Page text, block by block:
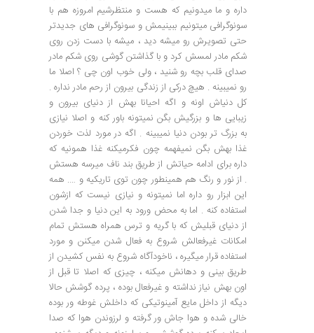
داره و ما میدونیم که هست و منتظرشیم امروزه هم با
سونوگرافی میتونیم ببینیمش و سونوگرافی های جدیدتر
حتی تصویرش رو میشه دید ، میشه با دست زدن روی
شکم مادر لمسش کرد و با گذاشتن گوشی روی شکم مادر
صدای قلب بچه رو شنید ، ولی خوب اون چی ؟ اصلا ما
رو نمیبینه . هیچ درکی از زندگی بیرون از رحم مادر نداره .
کل دنیاش اونه و اگه احیانا بهش از دنیای بیرون و
زیبایی ها و بزرگیش بگن نمیتونه باور کنه و اصلا نیازی
به بزرگ تر بودن دنیا نمیبینه . اگه در مورد لذت خوردن
غذا بهش بگن نمیفهمه چون فکرمیکنه غذا همونیه که
داره برای ادامه حیاتش از طریق بند ناف میرسه هستش
. از نور و رنگ هم همینطور چون توی تاریکیه و …. همه
این ابزار رو داره اما نمیتونه و نیازی نیست که ازشون
استفاده کنه . اما به محض ورود به این دنیا و جدا شدن
از دنیای قبلیش که با گریه و ترس همراه هستش تمام
امکانات غیرفعالش شروع به فعال شدن میکنن و مورد
استفاده قرار میگیره ، ناخودآگاه شروع به نفس کشیدن از
طریق بینی و دهانش میکنه ، چیزی که اصلا تا قبل از
اون بهش نیاز نداشته و غیرفعال بوده ، پرده گوشش حالا
دیگه از داخل مایع آمینوتیکی که داخلش غوطه ور بوده
خالی شده و هوا جاش ور گرفته و لرزوندن هوا که صدا